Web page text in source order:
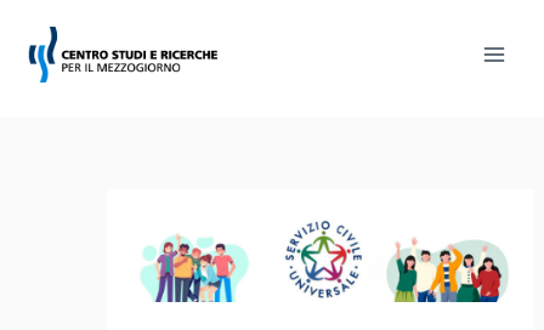
contenuto